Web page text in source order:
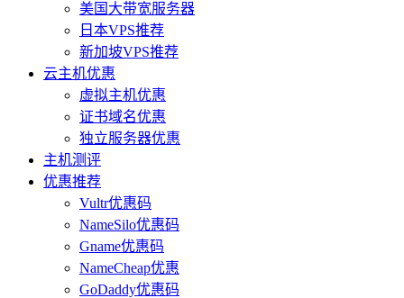
美国大带宽服务器
日本VPS推荐
新加坡VPS推荐
云主机优惠
虚拟主机优惠
证书域名优惠
独立服务器优惠
主机测评
优惠推荐
Vultr优惠码
NameSilo优惠码
Gname优惠码
NameCheap优惠
GoDaddy优惠码